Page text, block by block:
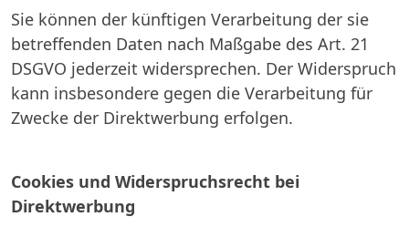
Sie können der künftigen Verarbeitung der sie
betreffenden Daten nach Maßgabe des Art. 21
DSGVO jederzeit widersprechen. Der Widerspruch
kann insbesondere gegen die Verarbeitung für
Zwecke der Direktwerbung erfolgen.
Cookies und Widerspruchsrecht bei
Direktwerbung